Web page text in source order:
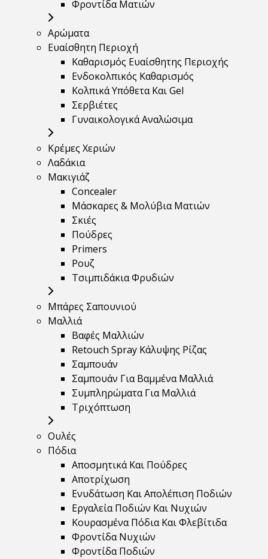
Φροντίδα Ματιών
Αρώματα
Ευαίσθητη Περιοχή
Καθαρισμός Ευαίσθητης Περιοχής
Ενδοκολπικός Καθαρισμός
Κολπικά Υπόθετα Και Gel
Σερβιέτες
Γυναικολογικά Αναλώσιμα
Κρέμες Χεριών
Λαδάκια
Μακιγιάζ
Concealer
Μάσκαρες & Μολύβια Ματιών
Σκιές
Πούδρες
Primers
Ρουζ
Τσιμπιδάκια Φρυδιών
Μπάρες Σαπουνιού
Μαλλιά
Βαφές Μαλλιών
Retouch Spray Κάλυψης Ρίζας
Σαμπουάν
Σαμπουάν Για Βαμμένα Μαλλιά
Συμπληρώματα Για Μαλλιά
Τριχόπτωση
Ουλές
Πόδια
Αποσμητικά Και Πούδρες
Αποτρίχωση
Ενυδάτωση Και Απολέπιση Ποδιών
Εργαλεία Ποδιών Και Νυχιών
Κουρασμένα Πόδια Και Φλεβίτιδα
Φροντίδα Νυχιών
Φροντίδα Ποδιών